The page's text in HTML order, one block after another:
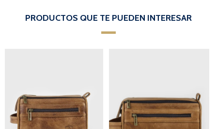
PRODUCTOS QUE TE PUEDEN INTERESAR